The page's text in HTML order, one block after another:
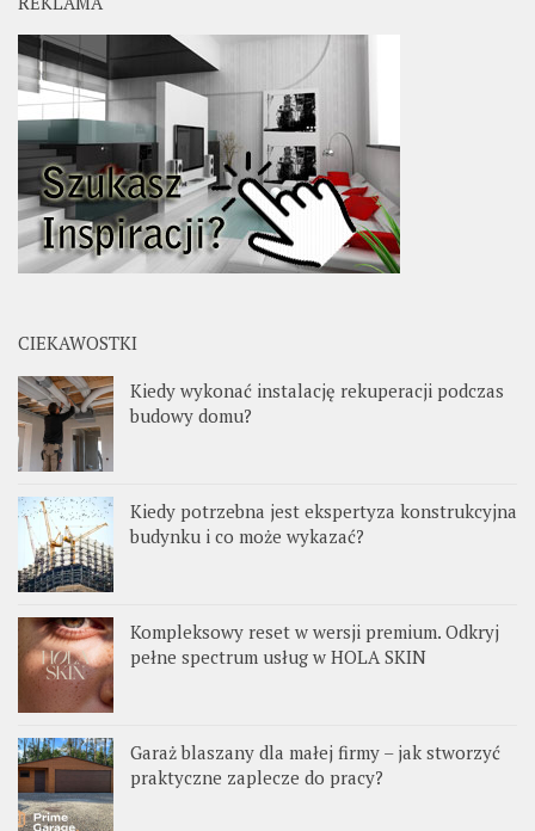
CIEKAWOSTKI
Kiedy wykonać instalację rekuperacji podczas
budowy domu?
Kiedy potrzebna jest ekspertyza konstrukcyjna
budynku i co może wykazać?
Kompleksowy reset w wersji premium. Odkryj
pełne spectrum usług w HOLA SKIN
Garaż blaszany dla małej firmy – jak stworzyć
praktyczne zaplecze do pracy?